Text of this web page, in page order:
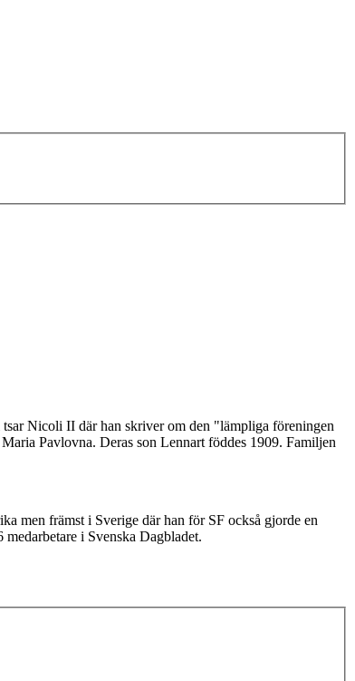
Nicoli II där han skriver om den "lämpliga föreningen
Pavlovna. Deras son Lennart föddes 1909. Familjen
men främst i Sverige där han för SF också gjorde en
i Svenska Dagbladet.